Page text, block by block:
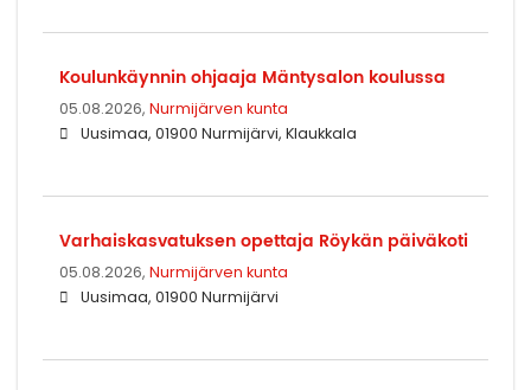
Koulunkäynnin ohjaaja Mäntysalon koulussa
05.08.2026, Nurmijärven kunta
Uusimaa, 01900 Nurmijärvi, Klaukkala
Varhaiskasvatuksen opettaja Röykän päiväkoti
05.08.2026, Nurmijärven kunta
Uusimaa, 01900 Nurmijärvi